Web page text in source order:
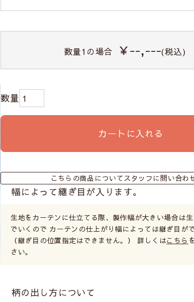
数量1 の場合 ￥--,---(税込)
カートに入れる
こちらの商品についてスタッフに問い合わ
幅によって継ぎ目が入ります。
生地をカーテンに仕立てる際、製作幅が大きい場合は
でいくので カーテンの仕上がり幅によっては継ぎ目がで
（継ぎ目の位置指定はできません。） 詳しくはこちら
さい。
柄の出し方について